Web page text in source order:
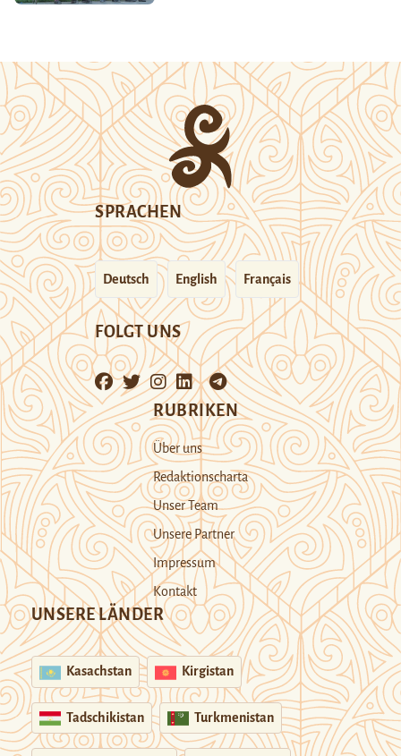
SPRACHEN
Deutsch English Français
FOLGT UNS
RUBRIKEN
Über uns
Redaktionscharta
Unser Team
Unsere Partner
Impressum
Kontakt
UNSERE LÄNDER
Kasachstan Kirgistan
Tadschikistan Turkmenistan